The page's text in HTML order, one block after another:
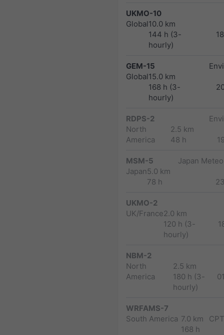
UKMO-10
Global10.0 km
144 h (3-
hourly)
GEM-15
Global15.0 km
168 h (3-
hourly)
RDPS-2
North
America
2.5 km
48 h
MSM-5
Japan5.0 km
78 h
Japan
UKMO-2
UK/France2.0 km
120 h (3-
hourly)
NBM-2
North
America
2.5 km
180 h (3-
hourly)
WRFAMS-7
South America 7.0 km
168 h